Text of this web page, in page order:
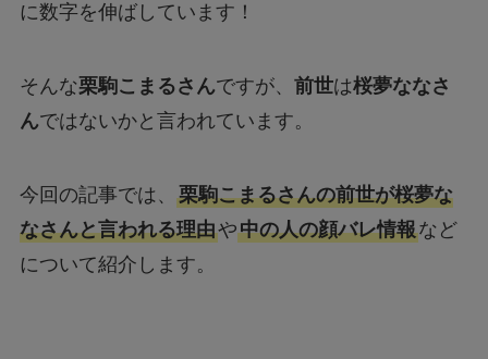
に数字を伸ばしています！
そんな栗駒こまるさんですが、 前世は桜夢ななさ
んではないかと言われています。
今回の記事では、 栗駒こまるさんの前世が桜夢な
なさんと言われる理由や中の人の顔バレ情報など
について紹介します。